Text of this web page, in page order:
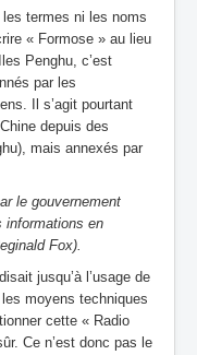
termes ni les noms
« Formose » au lieu
Penghu, c’est
par les
Il s’agit pourtant
depuis des
mais annexés par
le gouvernement
informations en
Fox).
jusqu’à l’usage de
moyens techniques
cette « Radio
Ce n’est donc pas le